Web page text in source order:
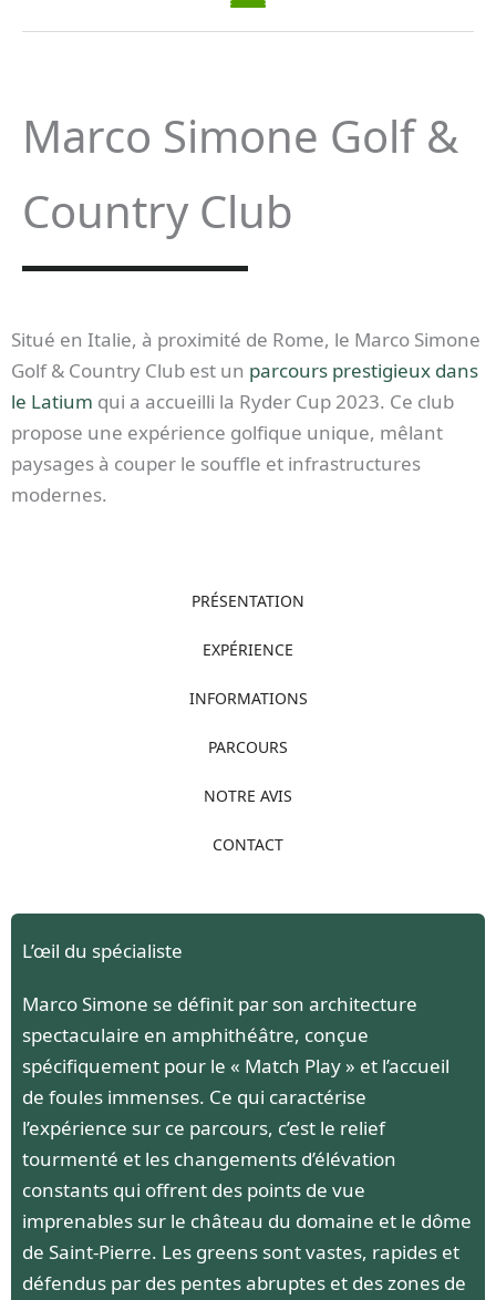
Marco Simone Golf &
Country Club
Situé en Italie, à proximité de Rome, le Marco Simone
Golf & Country Club est un parcours prestigieux dans
le Latium qui a accueilli la Ryder Cup 2023. Ce club
propose une expérience golfique unique, mêlant
paysages à couper le souffle et infrastructures
modernes.
PRÉSENTATION
EXPÉRIENCE
INFORMATIONS
PARCOURS
NOTRE AVIS
CONTACT
L’œil du spécialiste
Marco Simone se définit par son architecture
spectaculaire en amphithéâtre, conçue
spécifiquement pour le « Match Play » et l’accueil
de foules immenses. Ce qui caractérise
l’expérience sur ce parcours, c’est le relief
tourmenté et les changements d’élévation
constants qui offrent des points de vue
imprenables sur le château du domaine et le dôme
de Saint-Pierre. Les greens sont vastes, rapides et
défendus par des pentes abruptes et des zones de